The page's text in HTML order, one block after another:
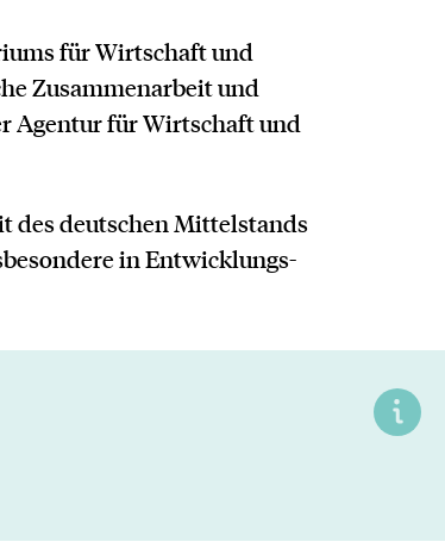
für Wirtschaft und
Zusammenarbeit und
Agentur für Wirtschaft und
des deutschen Mittelstands
in Entwicklungs-